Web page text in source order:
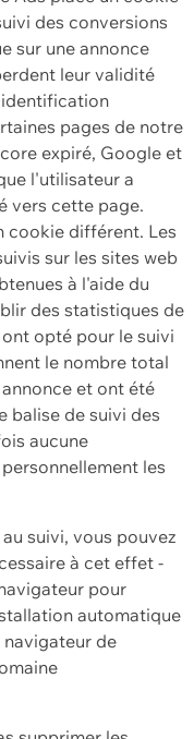
des conversions
sur une annonce
leur validité
pages de notre
expiré, Google et
l'utilisateur a
vers cette page.
cookie différent. Les
sur les sites web
à l'aide du
des statistiques de
opté pour le suivi
le nombre total
et ont été
balise de suivi des
aucune
les
suivi, vous pouvez
à cet effet -
pour
automatique
de